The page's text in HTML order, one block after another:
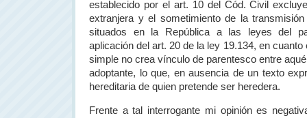
establecido por el art. 10 del Cód. Civil
extranjera y el sometimiento de la
situados en
la Repúblicaa las leyes del
aplicación del art. 20 de la ley 19.134, en
simple no crea vínculo de parentesco entre
adoptante, lo que, en ausencia de un texto
hereditaria de quien pretende ser heredera.
Frente a tal interrogante mi opinión es